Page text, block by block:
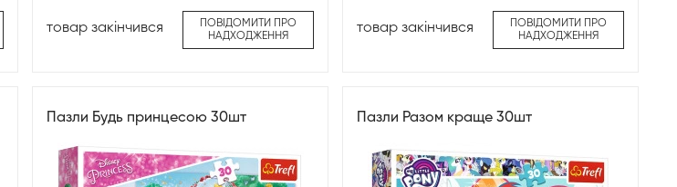
товар закінчився
ПОВІДОМИТИ ПРО
НАДХОДЖЕННЯ
товар закінчився
ПОВІДОМИТИ ПРО
НАДХОДЖЕННЯ
Пазли Будь принцесою 30шт Пазли Разом краще 30шт